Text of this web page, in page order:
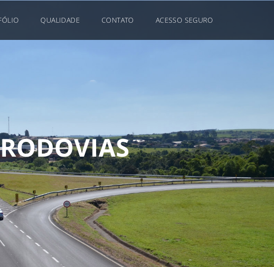
QUALIDADE CONTATO ACESSO SEGURO
RODOVIAS